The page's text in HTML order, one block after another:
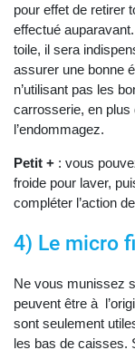
pour effet de retirer
effectué
toile, il sera
assurer une bonne
n’utilisant pas les
carrosserie, en plus
l’endommagez.
Petit + : vous
froide pour laver,
compléter l’action
4) Le micro
Ne vous munissez
peuvent être à
sont seulement
les bas de caisses.